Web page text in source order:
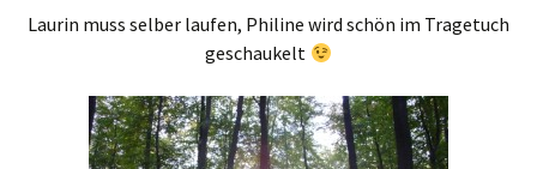
Laurin muss selber laufen, Philine wird schön im Tragetuch
geschaukelt